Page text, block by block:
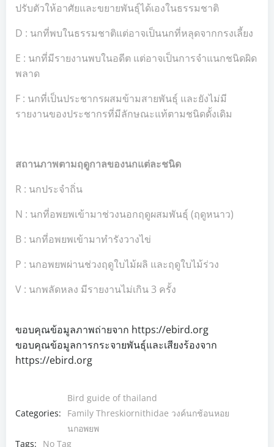
ปรับตัวให้อาศัยและขยายพันธุ์ได้เองในธรรมชาติ
D : นกที่พบในธรรมชาติแต่อาจเป็นนกที่หลุดจากกรงเลี้ยง
E : นกที่มีรายงานพบในอดีต แต่อาจเป็นการจำแนกชนิดผิด
พลาด
F : นกที่เป็นประชากรผสมข้ามสายพันธุ์ และยังไม่มี
รายงานของประชากรที่มีลักษณะแท้ตามชนิดดั้งเดิม
สถานภาพตามฤดูกาลของนกแต่ละชนิด
R : นกประจำถิ่น
N : นกที่อพยพเข้ามาช่วงนอกฤดูผสมพันธุ์ (ฤดูหนาว)
B : นกที่อพยพเข้ามาทำรังวางไข่
P : นกอพยพผ่านช่วงฤดูใบไม้ผลิ และฤดูใบไม้ร่วง
V : นกพลัดหลง มีรายงานไม่เกิน 3 ครั้ง
ขอบคุณข้อมูลภาพถ่ายจาก https://ebird.org
ขอบคุณข้อมูลการกระจายพันธุ์และเสียงร้องจาก
https://ebird.org
Categories:
Bird guide of thailand
Family Threskiornithidae วงค์นกช้อนหอย
นกอพยพ
Tags:
No Tag